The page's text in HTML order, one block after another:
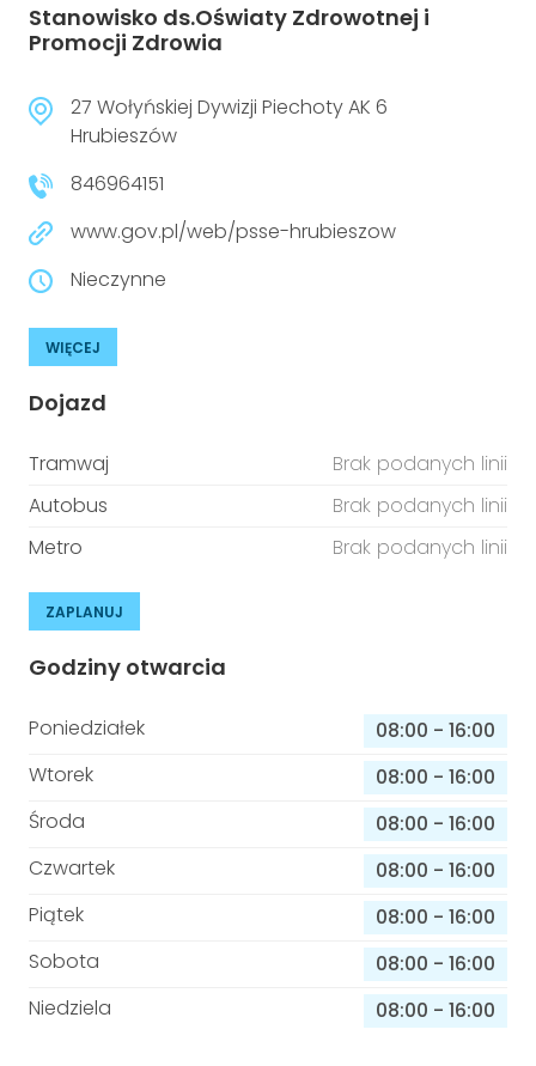
Stanowisko ds.Oświaty Zdrowotnej i
Promocji Zdrowia
27 Wołyńskiej Dywizji Piechoty AK 6
Hrubieszów
846964151
www.gov.pl/web/psse-hrubieszow
Nieczynne
WIĘCEJ
Dojazd
Tramwaj
Brak podanych linii
Autobus
Brak podanych linii
Metro
Brak podanych linii
ZAPLANUJ
Godziny otwarcia
Poniedziałek 08:00 - 16:00
Wtorek
08:00 - 16:00
Środa
08:00 - 16:00
Czwartek
08:00 - 16:00
Piątek
08:00 - 16:00
Sobota
08:00 - 16:00
Niedziela
08:00 - 16:00